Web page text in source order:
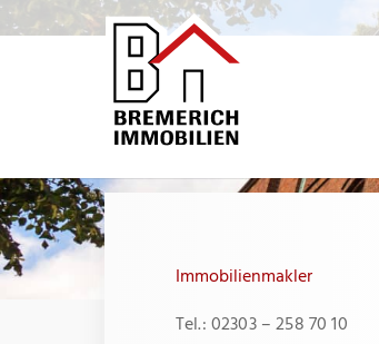
Zum
Immobilienmakler
Tel.: 02303 – 258 70 10